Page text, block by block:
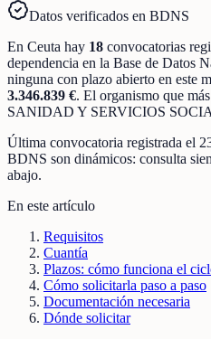
Datos verificados en BDNS
En Ceuta hay 18 convocatorias
dependencia en la Base de Datos
ninguna con plazo abierto en este
3.346.839 €. El organismo que
SANIDAD Y SERVICIOS
Última convocatoria registrada el
BDNS son dinámicos: consulta
abajo.
En este artículo
Requisitos
Cuantía
Plazos: cómo funciona el
Cómo solicitarla paso a paso
Documentación necesaria
Dónde solicitar